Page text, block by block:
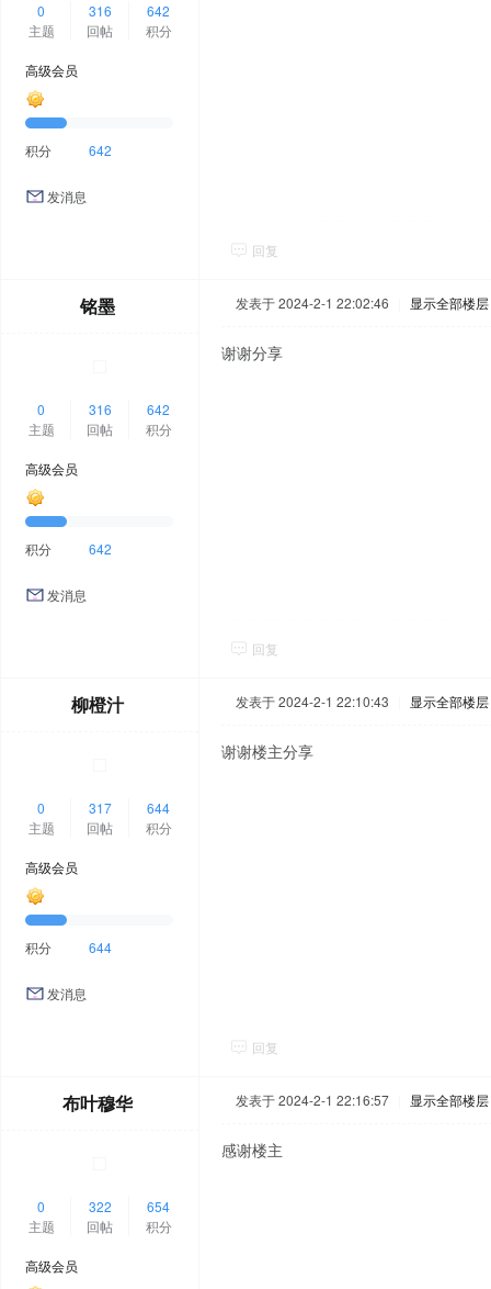
0
主题
316
回帖
642
积分
高级会员
积分 642
发消息
回复
铭墨
0
主题
316
回帖
642
积分
高级会员
积分 642
发消息
发表于 2024-2-1 22:02:46 显示全部楼层
谢谢分享
回复
柳橙汁
0
主题
317
回帖
644
积分
高级会员
积分 644
发消息
发表于 2024-2-1 22:10:43 显示全部楼层
谢谢楼主分享
回复
布叶穆华
0
主题
322
回帖
654
积分
高级会员
发表于 2024-2-1 22:16:57 显示全部楼层
感谢楼主